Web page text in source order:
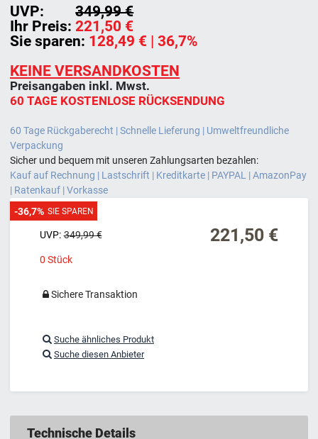
Ihr Preis: 221,50 €
UVP:
349,99 €
Sie sparen: 128,49 € | 36,7%
KEINE VERSANDKOSTEN
Preisangaben inkl. Mwst.
60 TAGE KOSTENLOSE RÜCKSENDUNG
60 Tage Rückgaberecht | Schnelle Lieferung | Umweltfreundliche
Verpackung
Sicher und bequem mit unseren Zahlungsarten bezahlen:
Kauf auf Rechnung | Lastschrift | Kreditkarte | PAYPAL | AmazonPay
| Ratenkauf | Vorkasse
221,50 €
UVP: 349,99 €
0 Stück
-36,7% SIE SPAREN
Sichere Transaktion
Suche ähnliches Produkt
Suche diesen Anbieter
Technische Details